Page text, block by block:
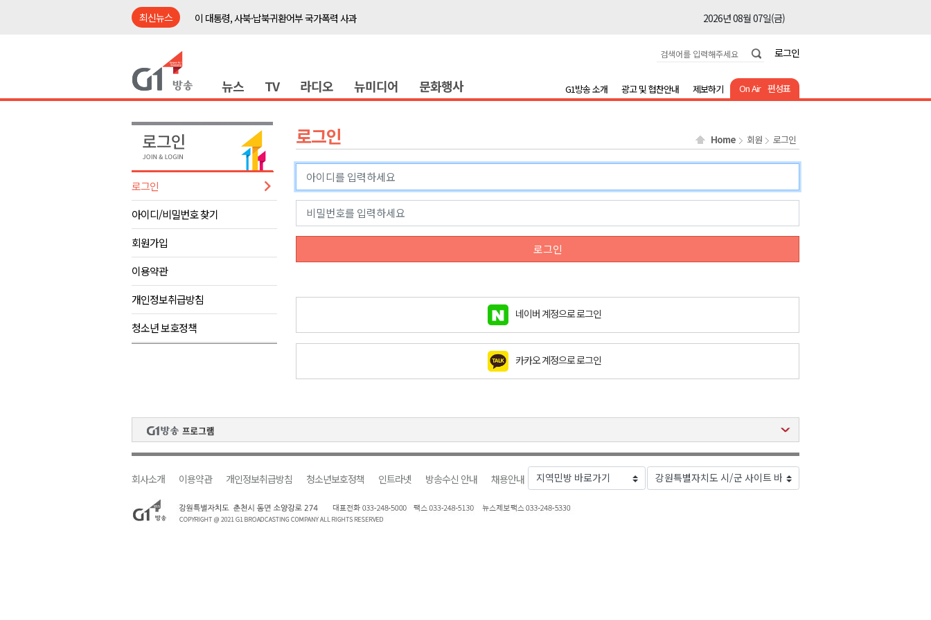
최신뉴스
이 대통령, 사북·납북귀환어부 국가폭력 사과
2026년 08월 07일(금)
2026년 08월 07일(금)
이광재 국회 예결위원장, 강릉시 초청 특별 강연
2026년 08월 07일(금)
육동한 시장, 국제스케이트장 춘천 유치 건의
영월군, 국·도비 확보 보고회 개최
2026년 08월 07일(금)
삼척 공공산후조리원 이전 시급
강원자치도교육청 교감급 이상 387명 인사
2026년 08월 07일(금)
도-시군 첫 간담회..우상호 "하나된 공동체"
이 대통령, 사북·납북귀환어부 국가폭력 사과
2026년 08월 07일(금)
여름축제 더위와 전쟁..물놀이 접목
2026년 08월 07일(금)
강원도, 최휘영 문체부장관과 정책간담회
이광재 국회 예결위원장, 강릉시 초청 특별 강연
검찰청 폐지..해결 과제 산적
강원자치도교육청 교감급 이상 387명 인사
2026년 08월 07일(금)
로그인
뉴스 TV 라디오 뉴미디어 문화행사 On Air 편성표
G1방송 소개 광고 및 협찬안내 제보하기
로그인
아이디/비밀번호 찾기
회원가입
이용약관
개인정보취급방침
청소년 보호정책
로그인 Home 회원 로그인
로그인
네이버 계정으로 로그인
카카오 계정으로 로그인
회사소개 이용약관 개인정보취급방침 청소년보호정책 인트라넷 방송수신 안내 채용안내